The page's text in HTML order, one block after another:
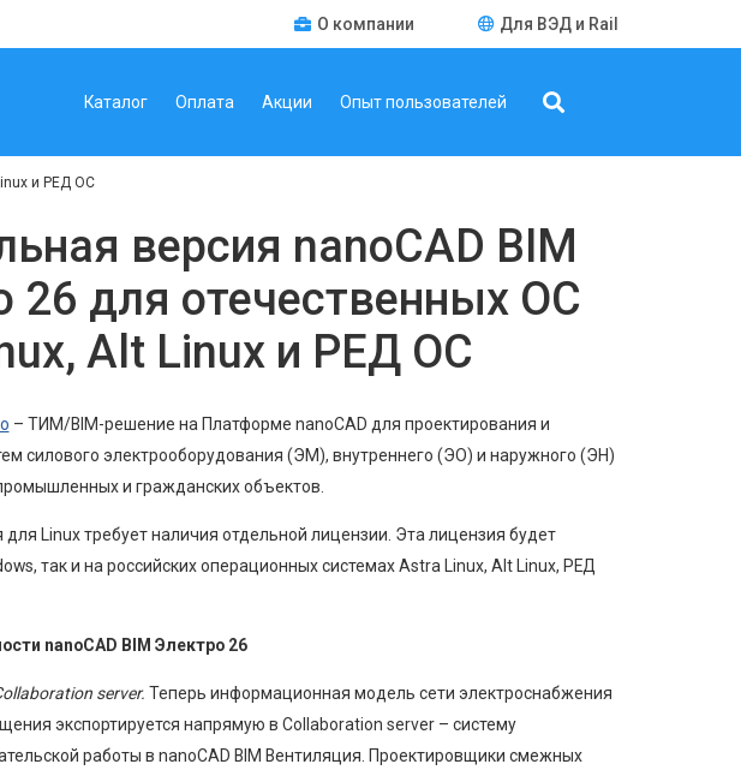
О компании Для ВЭД и Rail
Каталог Оплата Акции Опыт пользователей
и РЕД ОС
версия nanoCAD BIM
26 для отечественных ОС
Alt Linux и РЕД ОС
– ТИМ/BIM-решение на Платформе nanoCAD для проектирования и
силового электрооборудования (ЭМ), внутреннего (ЭО) и наружного (ЭН)
и гражданских объектов.
Linux требует наличия отдельной лицензии. Эта лицензия будет
так и на российских операционных системах Astra Linux, Alt Linux, РЕД
nanoCAD BIM Электро 26
server. Теперь информационная модель сети электроснабжения
экспортируется напрямую в Collaboration server – систему
работы в nanoCAD BIM Вентиляция. Проектировщики смежных